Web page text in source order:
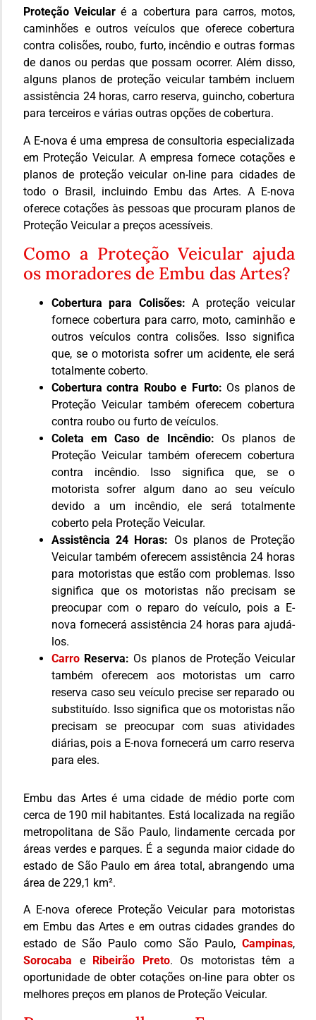
Proteção Veicular é a cobertura para carros, motos,
caminhões e outros veículos que oferece cobertura
contra colisões, roubo, furto, incêndio e outras formas
de danos ou perdas que possam ocorrer. Além disso,
alguns planos de proteção veicular também incluem
assistência 24 horas, carro reserva, guincho, cobertura
para terceiros e várias outras opções de cobertura.
A E-nova é uma empresa de consultoria especializada
em Proteção Veicular. A empresa fornece cotações e
planos de proteção veicular on-line para cidades de
todo o Brasil, incluindo Embu das Artes. A E-nova
oferece cotações às pessoas que procuram planos de
Proteção Veicular a preços acessíveis.
Como a Proteção Veicular ajuda
os moradores de Embu das Artes?
Cobertura para Colisões: A proteção veicular
fornece cobertura para carro, moto, caminhão e
outros veículos contra colisões. Isso significa
que, se o motorista sofrer um acidente, ele será
totalmente coberto.
Cobertura contra Roubo e Furto: Os planos de
Proteção Veicular também oferecem cobertura
contra roubo ou furto de veículos.
Coleta em Caso de Incêndio: Os planos de
Proteção Veicular também oferecem cobertura
contra incêndio. Isso significa que, se o
motorista sofrer algum dano ao seu veículo
devido a um incêndio, ele será totalmente
coberto pela Proteção Veicular.
Assistência 24 Horas: Os planos de Proteção
Veicular também oferecem assistência 24 horas
para motoristas que estão com problemas. Isso
significa que os motoristas não precisam se
preocupar com o reparo do veículo, pois a E-
nova fornecerá assistência 24 horas para ajudá-
los.
Carro Reserva: Os planos de Proteção Veicular
também oferecem aos motoristas um carro
reserva caso seu veículo precise ser reparado ou
substituído. Isso significa que os motoristas não
precisam se preocupar com suas atividades
diárias, pois a E-nova fornecerá um carro reserva
para eles.
Embu das Artes é uma cidade de médio porte com
cerca de 190 mil habitantes. Está localizada na região
metropolitana de São Paulo, lindamente cercada por
áreas verdes e parques. É a segunda maior cidade do
estado de São Paulo em área total, abrangendo uma
área de 229,1 km².
A E-nova oferece Proteção Veicular para motoristas
em Embu das Artes e em outras cidades grandes do
estado de São Paulo como São Paulo, Campinas,
Sorocaba e Ribeirão Preto. Os motoristas têm a
oportunidade de obter cotações on-line para obter os
melhores preços em planos de Proteção Veicular.